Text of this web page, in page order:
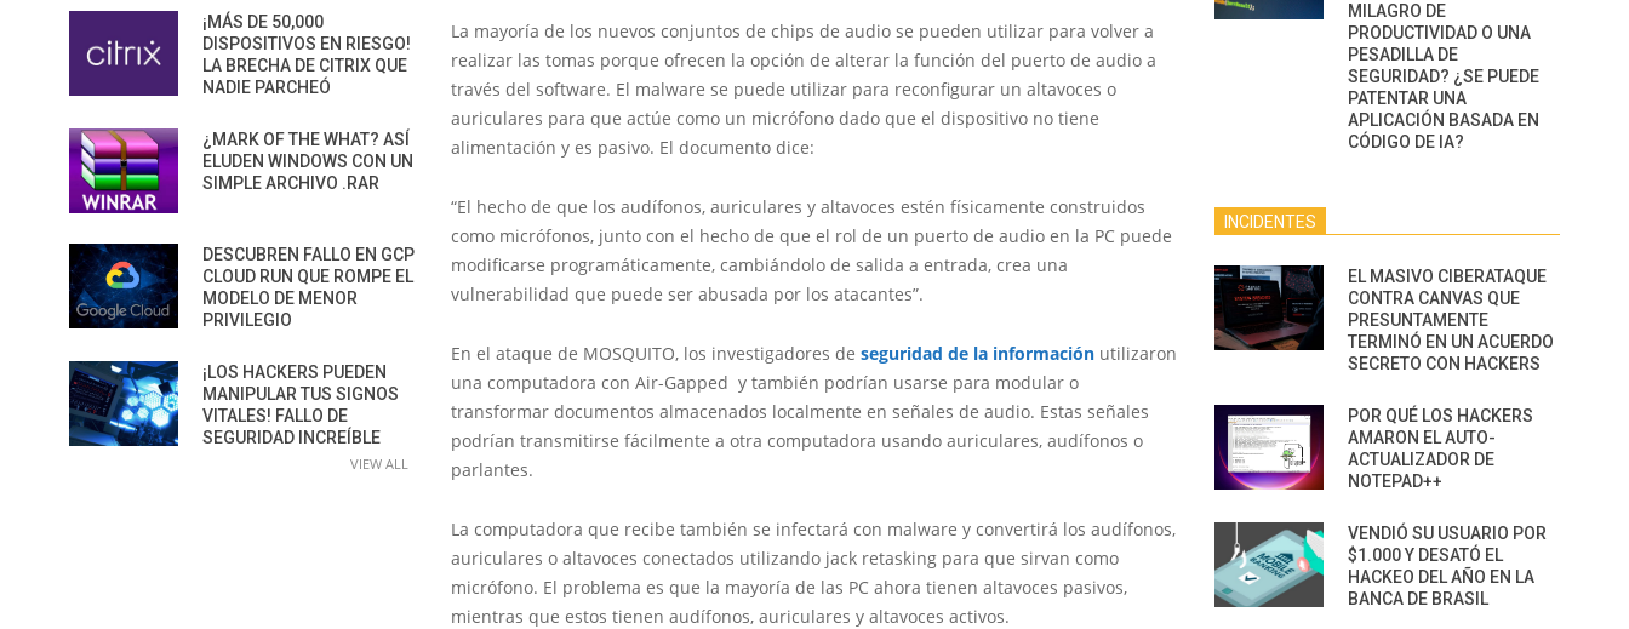
La mayoría de los nuevos conjuntos de chips de audio se pueden utilizar para volver a
realizar las tomas porque ofrecen la opción de alterar la función del puerto de audio a
través del software. El malware se puede utilizar para reconfigurar un altavoces o
auriculares para que actúe como un micrófono dado que el dispositivo no tiene
alimentación y es pasivo. El documento dice:
“El hecho de que los audífonos, auriculares y altavoces estén físicamente construidos
como micrófonos, junto con el hecho de que el rol de un puerto de audio en la PC puede
modificarse programáticamente, cambiándolo de salida a entrada, crea una
vulnerabilidad que puede ser abusada por los atacantes”.
En el ataque de MOSQUITO, los investigadores de seguridad de la información utilizaron
una computadora con Air-Gapped y también podrían usarse para modular o
transformar documentos almacenados localmente en señales de audio. Estas señales
podrían transmitirse fácilmente a otra computadora usando auriculares, audífonos o
parlantes.
La computadora que recibe también se infectará con malware y convertirá los audífonos,
auriculares o altavoces conectados utilizando jack retasking para que sirvan como
micrófono. El problema es que la mayoría de las PC ahora tienen altavoces pasivos,
mientras que estos tienen audífonos, auriculares y altavoces activos.
¡MÁS DE 50,000
DISPOSITIVOS EN RIESGO!
LA BRECHA DE CITRIX QUE
NADIE PARCHEÓ
¿MARK OF THE WHAT? ASÍ
ELUDEN WINDOWS CON UN
SIMPLE ARCHIVO .RAR
DESCUBREN FALLO EN GCP
CLOUD RUN QUE ROMPE EL
MODELO DE MENOR
PRIVILEGIO
¡LOS HACKERS PUEDEN
MANIPULAR TUS SIGNOS
VITALES! FALLO DE
SEGURIDAD INCREÍBLE
VIEW ALL
MILAGRO DE
PRODUCTIVIDAD O UNA
PESADILLA DE
SEGURIDAD? ¿SE PUEDE
PATENTAR UNA
APLICACIÓN BASADA EN
CÓDIGO DE IA?
INCIDENTES
EL MASIVO CIBERATAQUE
CONTRA CANVAS QUE
PRESUNTAMENTE
TERMINÓ EN UN ACUERDO
SECRETO CON HACKERS
POR QUÉ LOS HACKERS
AMARON EL AUTO-
ACTUALIZADOR DE
NOTEPAD++
VENDIÓ SU USUARIO POR
$1.000 Y DESATÓ EL
HACKEO DEL AÑO EN LA
BANCA DE BRASIL